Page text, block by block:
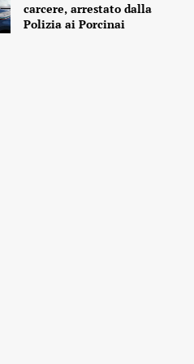
carcere, arrestato dalla
Polizia ai Porcinai